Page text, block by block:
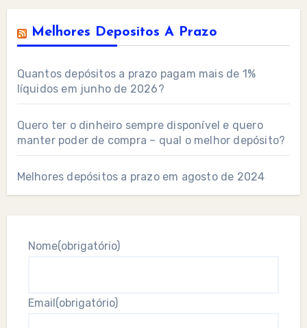
Melhores Depositos A Prazo
Quantos depósitos a prazo pagam mais de 1%
líquidos em junho de 2026?
Quero ter o dinheiro sempre disponível e quero
manter poder de compra – qual o melhor depósito?
Melhores depósitos a prazo em agosto de 2024
Nome(obrigatório)
Email (obrigatório)